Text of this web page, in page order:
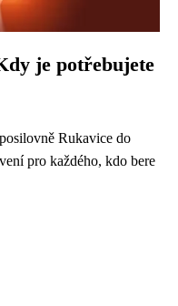
je potřebujete
Rukavice do
pro každého, kdo bere